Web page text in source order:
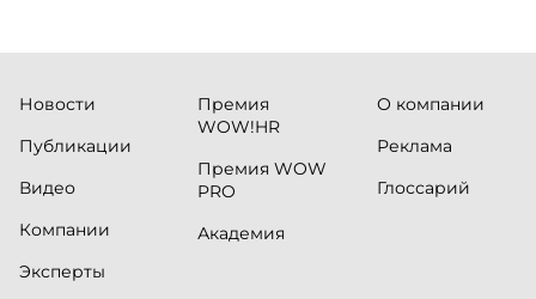
Новости
Публикации
Видео
Компании
Эксперты
Премия
WOW!HR
Премия WOW
PRO
Академия
О компании
Реклама
Глоссарий